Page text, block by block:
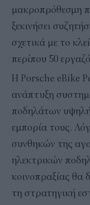
μακροπρόθεσμη
ξεκινήσει
σχετικά με το
περίπου 50
Η Porsche eBike
ανάπτυξη
ποδηλάτων
εμπορία τους.
συνθηκών της
ηλεκτρικών
κοινοπραξίας θα
τη στρατηγική